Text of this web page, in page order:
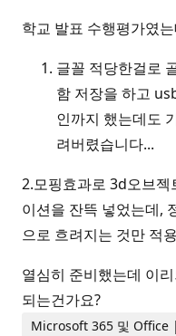
학교 발표 수행평가였
글꼴 적당한걸로
함 저장을 하고
인까지 했는데도
려버렸습니다...
2.모핑효과로 3d오브젝
이션을 잔뜩 넣었는데,
으로 흐려지는 것만 적
열심히 준비했는데 이
되는건가요?
Microsoft 365 및